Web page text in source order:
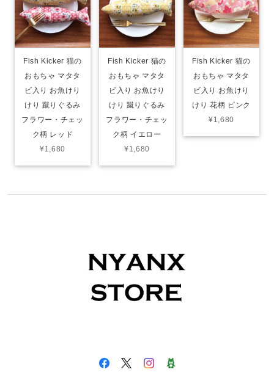
Fish Kicker 猫の
おもちゃ マタタ
ビ入り お魚けり
けり 蹴りぐるみ
フラワー・チェッ
ク柄 レッド
¥1,680
Fish Kicker 猫の
おもちゃ マタタ
ビ入り お魚けり
けり 蹴りぐるみ
フラワー・チェッ
ク柄 イエロー
¥1,680
Fish Kicker 猫の
おもちゃ マタタ
ビ入り お魚けり
けり 花柄 ピンク
¥1,680